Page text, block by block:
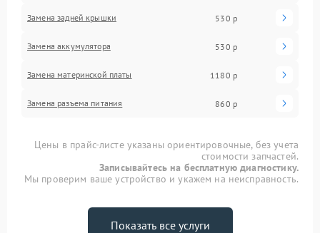
Замена задней крышки 530 р
Замена аккумулятора 530 р
Замена материнской платы 1180 р
Замена разъема питания 860 р
Цены в прайс-листе указаны ориентировочные, без учета
стоимости запчастей.
Записывайтесь на бесплатную диагностику.
Мы проверим ваше устройство и укажем на неисправность.
Показать все услуги